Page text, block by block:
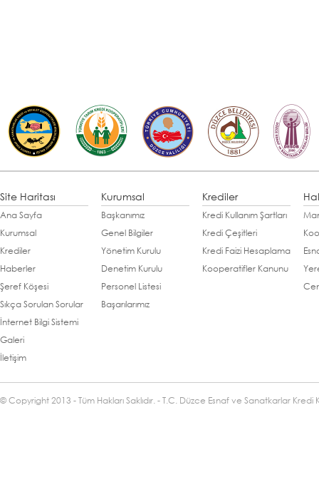
Site Haritası
Ana Sayfa
Kurumsal
Krediler
Haberler
Şeref Köşesi
Sıkça Sorulan Sorular
İnternet Bilgi Sistemi
Galeri
İletişim
Kurumsal
Başkanımız
Genel Bilgiler
Yönetim Kurulu
Denetim Kurulu
Personel Listesi
Başarılarımız
Krediler
Kredi Kullanım Şartları
Kredi Çeşitleri
Kredi Faizi Hesaplama
Kooperatifler Kanunu
© Copyright 2013 - Tüm Hakları Saklıdır. - T.C. Düzce Esnaf ve Sanatkarlar